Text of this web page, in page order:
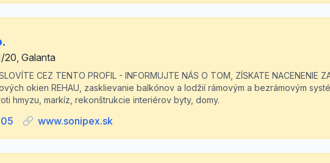
20, Galanta
CEZ TENTO PROFIL - INFORMUJTE NÁS O TOM, ZÍSKATE NACENENIE
okien REHAU, zasklievanie balkónov a lodžií rámovým a bezrámovým
hmyzu, markíz, rekonštrukcie interiérov byty, domy.
www.sonipex.sk